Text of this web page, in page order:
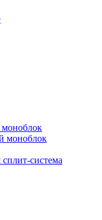
моноблок
система